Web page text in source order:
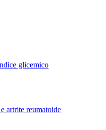
glicemico
artrite reumatoide